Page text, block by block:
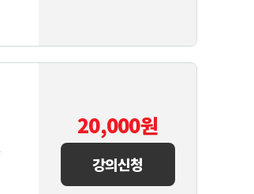
20,000원
강의신청